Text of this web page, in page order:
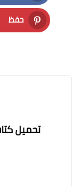
Facebook
حفظ
Pinterest
تحميل